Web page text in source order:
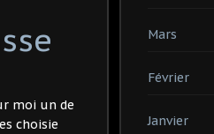
moi un de
choisie
Mars
Février
Janvier